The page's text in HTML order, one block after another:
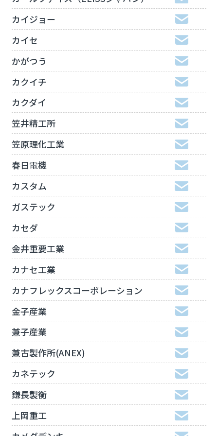
カイジョー
カイセ
かがつう
カクイチ
カクダイ
笠井精工所
笠原理化工業
春日電機
カスタム
ガステック
カセダ
金井重要工業
カナセ工業
カナフレックスコーポレーション
金子産業
兼子産業
兼古製作所(ANEX)
カネテック
鎌長製衡
上岡重工